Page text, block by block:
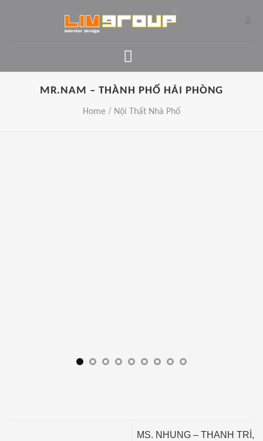
MR.NAM – THÀNH PHỐ HẢI PHÒNG
Home / Nội Thất Nhà Phố
MS. NHUNG – THANH TRÌ,